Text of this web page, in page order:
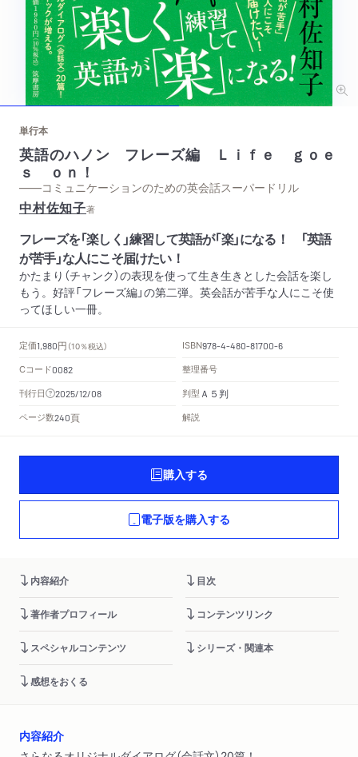
単行本
英語のハノン フレーズ編 Ｌｉｆｅ ｇｏｅ
ｓ ｏｎ！
——コミュニケーションのための英会話スーパードリル
中村佐知子著
フレーズを「楽しく」練習して英語が「楽」になる！ 「英語
が苦手」な人にこそ届けたい！
かたまり（チャンク）の表現を使って生き生きとした会話を楽し
もう。好評「フレーズ編」の第二弾。英会話が苦手な人にこそ使
ってほしい一冊。
定価1,980円 （10％税込） ISBN978-4-480-81700-6
Cコード0082
整理番号
刊行日
2025/12/08 判型 Ａ５判
ページ数240頁 解説
購入する
電子版を購入する
内容紹介 目次
著作者プロフィール コンテンツリンク
スペシャルコンテンツ シリーズ・関連本
感想をおくる
内容紹介